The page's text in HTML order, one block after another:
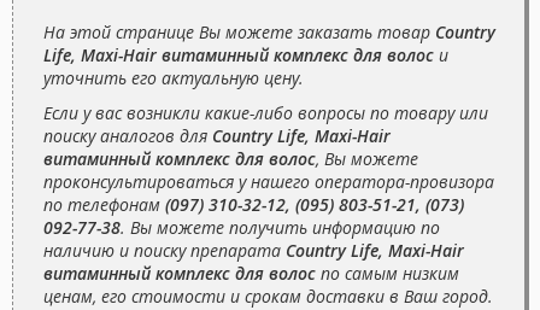
На этой странице Вы можете заказать товар Country
Life, Maxi-Hair витаминный комплекс для волос и
уточнить его актуальную цену.
Если у вас возникли какие-либо вопросы по товару или
поиску аналогов для Country Life, Maxi-Hair
витаминный комплекс для волос, Вы можете
проконсультироваться у нашего оператора-провизора
по телефонам (097) 310-32-12, (095) 803-51-21, (073)
092-77-38. Вы можете получить информацию по
наличию и поиску препарата Country Life, Maxi-Hair
витаминный комплекс для волос по самым низким
ценам, его стоимости и срокам доставки в Ваш город.